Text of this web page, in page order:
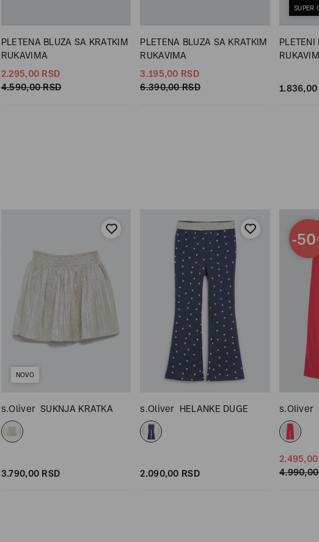
PLETENA BLUZA SA KRATKIM
RUKAVIMA
2.295,00 RSD
4.590,00 RSD
PLETENA BLUZA SA KRATKIM
RUKAVIMA
3.195,00 RSD
6.390,00 RSD
SUPER
1.836,00
NOVO
s.Oliver SUKNJA KRATKA
3.790,00 RSD
s.Oliver HELANKE DUGE
2.090,00 RSD
-50
s.Oliver
2.495,00
4.990,00